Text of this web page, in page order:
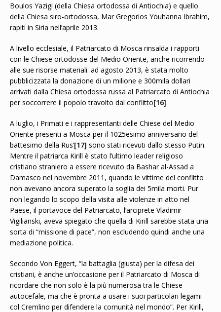
Boulos Yazigi (della Chiesa ortodossa di Antiochia) e quello
della Chiesa siro-ortodossa, Mar Gregorios Youhanna Ibrahim,
rapiti in Siria nell’aprile 2013.
A livello ecclesiale, il Patriarcato di Mosca rinsalda i rapporti
con le Chiese ortodosse del Medio Oriente, anche ricorrendo
alle sue risorse materiali: ad agosto 2013, è stata molto
pubblicizzata la donazione di un milione e 300mila dollari
arrivati dalla Chiesa ortodossa russa al Patriarcato di Antiochia
per soccorrere il popolo travolto dal conflitto[16].
A luglio, i Primati e i rappresentanti delle Chiese del Medio
Oriente presenti a Mosca per il 1025esimo anniversario del
battesimo della Rus’[17] sono stati ricevuti dallo stesso Putin.
Mentre il patriarca Kirill è stato l’ultimo leader religioso
cristiano straniero a essere ricevuto da Bashar al-Assad a
Damasco nel novembre 2011, quando le vittime del conflitto
non avevano ancora superato la soglia dei 5mila morti. Pur
non legando lo scopo della visita alle violenze in atto nel
Paese, il portavoce del Patriarcato, l’arciprete Vladimir
Vigilianski, aveva spiegato che quella di Kirill sarebbe stata una
sorta di “missione di pace”, non escludendo quindi anche una
mediazione politica.
Secondo Von Eggert, “la battaglia (giusta) per la difesa dei
cristiani, è anche un’occasione per il Patriarcato di Mosca di
ricordare che non solo è la più numerosa tra le Chiese
autocefale, ma che è pronta a usare i suoi particolari legami
col Cremlino per difendere la comunità nel mondo”. Per Kirill,